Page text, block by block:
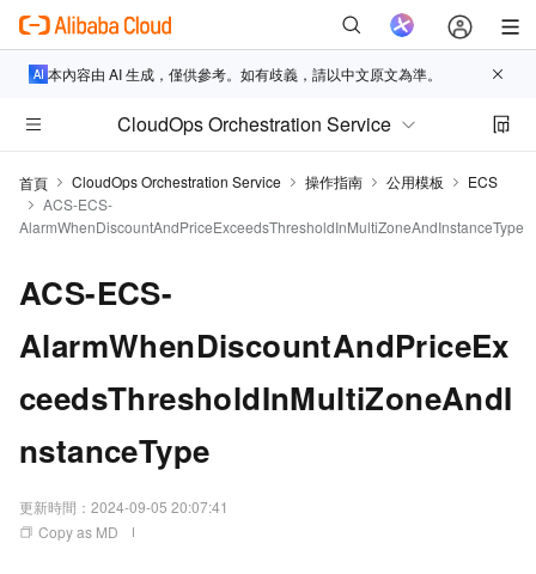
本內容由 AI 生成，僅供參考。如有歧義，請以中文原文為準。
CloudOps Orchestration Service
首頁 CloudOps Orchestration Service 操作指南 公用模板
ECS
ACS-ECS-
AlarmWhenDiscountAndPriceExceedsThresholdInMultiZoneAndInstanceType
ACS-ECS-
AlarmWhenDiscountAndPriceEx
ceedsThresholdInMultiZoneAndI
nstanceType
更新時間： 2024-09-05 20:07:41
Copy as MD